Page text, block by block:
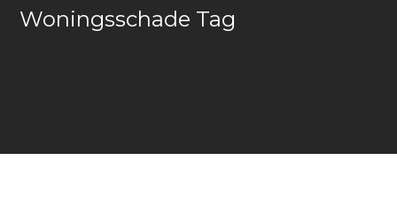
Woningsschade Tag